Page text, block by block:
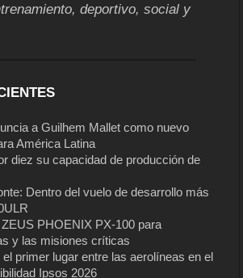
deportivo, social y
a Guilhem Mallet como nuevo
América Latina
diez su capacidad de producción de
Dentro del vuelo de desarrollo más
PHOENIX PX-100 para
y las misiones críticas
el primer lugar entre las aerolíneas en el
Ipsos 2026